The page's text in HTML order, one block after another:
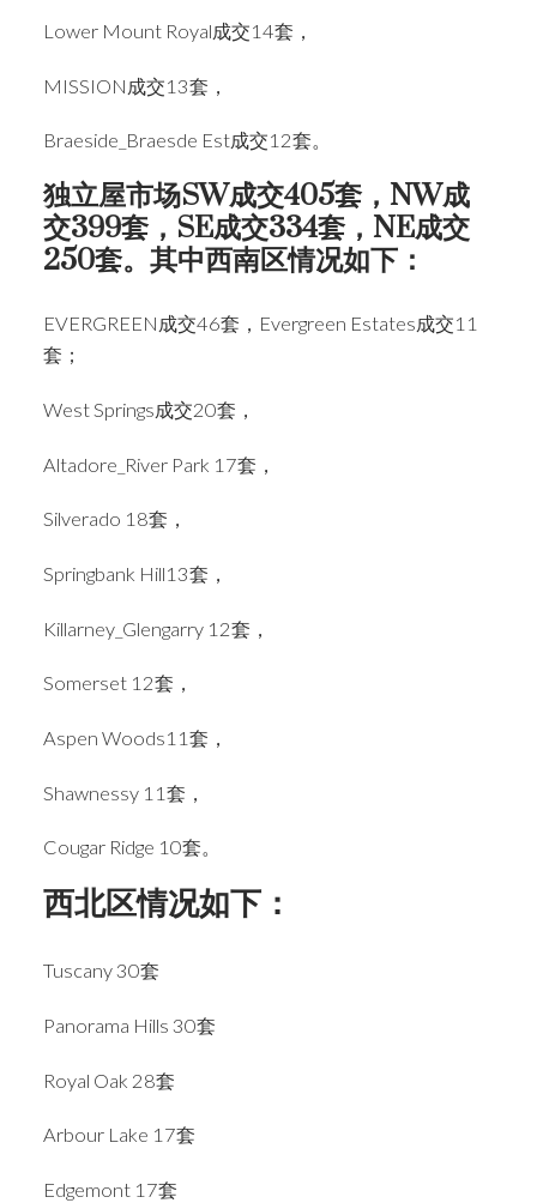
Lower Mount Royal成交14套，
MISSION成交13套，
Braeside_Braesde Est成交12套。
独立屋市场SW成交405套，NW成
交399套，SE成交334套，NE成交
250套。其中西南区情况如下：
EVERGREEN成交46套，Evergreen Estates成交11
套；
West Springs成交20套，
Altadore_River Park 17套，
Silverado 18套，
Springbank Hill13套，
Killarney_Glengarry 12套，
Somerset 12套，
Aspen Woods11套，
Shawnessy 11套，
Cougar Ridge 10套。
西北区情况如下：
Tuscany 30套
Panorama Hills 30套
Royal Oak 28套
Arbour Lake 17套
Edgemont 17套